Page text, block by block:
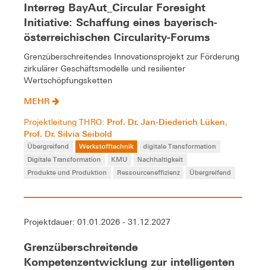
Interreg BayAut_Circular Foresight
Initiative: Schaffung eines bayerisch-
österreichischen Circularity-Forums
Grenzüberschreitendes Innovationsprojekt zur Förderung
zirkulärer Geschäftsmodelle und resilienter
Wertschöpfungsketten
MEHR
Projektleitung THRO: Prof. Dr. Jan-Diederich Lüken,
Prof. Dr. Silvia Seibold
Übergreifend Werkstofftechnik
digitale Transformation
Digitale Transformation
KMU
Nachhaltigkeit
Produkte und Produktion
Ressourceneffizienz Übergreifend
Projektdauer: 01.01.2026 - 31.12.2027
Grenzüberschreitende
Kompetenzentwicklung zur intelligenten